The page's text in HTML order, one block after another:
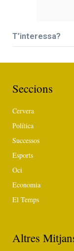
T’interessa?
Seccions
Cervera
Política
Successos
Esports
Oci
Economia
El Temps
Altres